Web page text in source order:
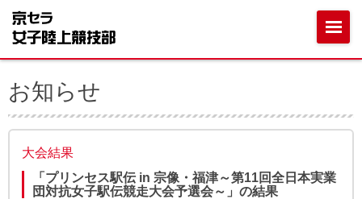
お知らせ
大会結果
「プリンセス駅伝 in 宗像・福津～第11回全日本実業
団対抗女子駅伝競走大会予選会～」の結果